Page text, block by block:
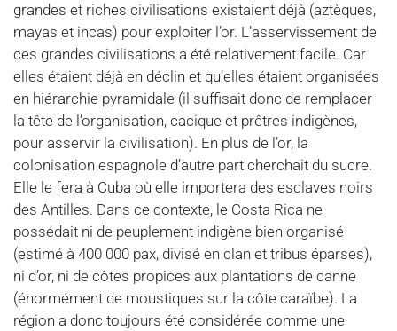
grandes et riches civilisations existaient déjà (aztèques,
mayas et incas) pour exploiter l’or. L’asservissement de
ces grandes civilisations a été relativement facile. Car
elles étaient déjà en déclin et qu’elles étaient organisées
en hiérarchie pyramidale (il suffisait donc de remplacer
la tête de l’organisation, cacique et prêtres indigènes,
pour asservir la civilisation). En plus de l’or, la
colonisation espagnole d’autre part cherchait du sucre.
Elle le fera à Cuba où elle importera des esclaves noirs
des Antilles. Dans ce contexte, le Costa Rica ne
possédait ni de peuplement indigène bien organisé
(estimé à 400 000 pax, divisé en clan et tribus éparses),
ni d’or, ni de côtes propices aux plantations de canne
(énormément de moustiques sur la côte caraïbe). La
région a donc toujours été considérée comme une